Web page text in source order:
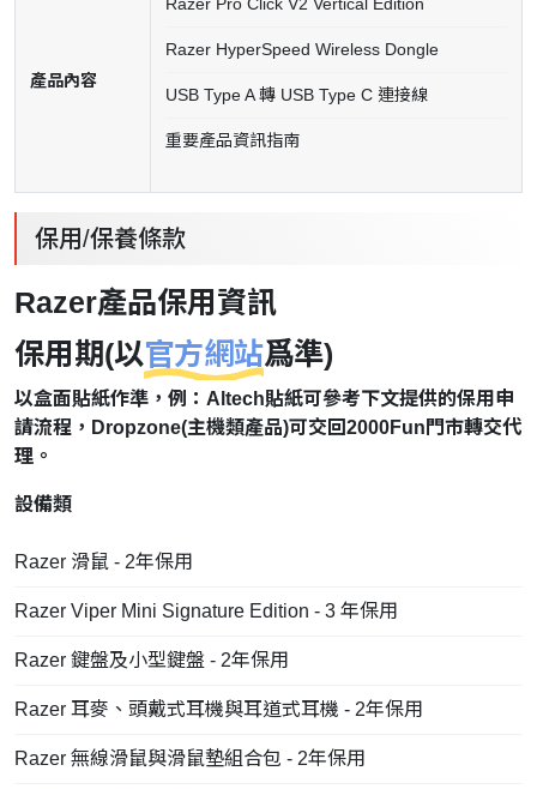
產品內容
Razer HyperSpeed Wireless Dongle
USB Type A 轉 USB Type C 連接線
重要產品資訊指南
保用/保養條款
Razer產品保用資訊
保用期(以官方網站爲準)
以盒面貼紙作準，例：Altech貼紙可參考下文提供的保用申
請流程，Dropzone(主機類產品)可交回2000Fun門市轉交代
理。
設備類
Razer 滑鼠 - 2年保用
Razer Viper Mini Signature Edition - 3 年保用
Razer 鍵盤及小型鍵盤 - 2年保用
Razer 耳麥、頭戴式耳機與耳道式耳機 - 2年保用
Razer 無線滑鼠與滑鼠墊組合包 - 2年保用